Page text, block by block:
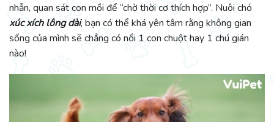
nhẫn, quan sát con mồi để “chờ thời cơ thích hợp”. Nuôi chó
xúc xích lông dài, bạn có thể khá yên tâm rằng không gian
sống của mình sẽ chẳng có nổi 1 con chuột hay 1 chú gián
nào!